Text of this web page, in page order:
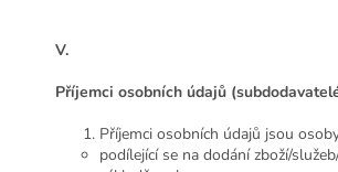
V.
Příjemci osobních údajů
Příjemci osobních údajů jsou
podílející se na dodání zboží/